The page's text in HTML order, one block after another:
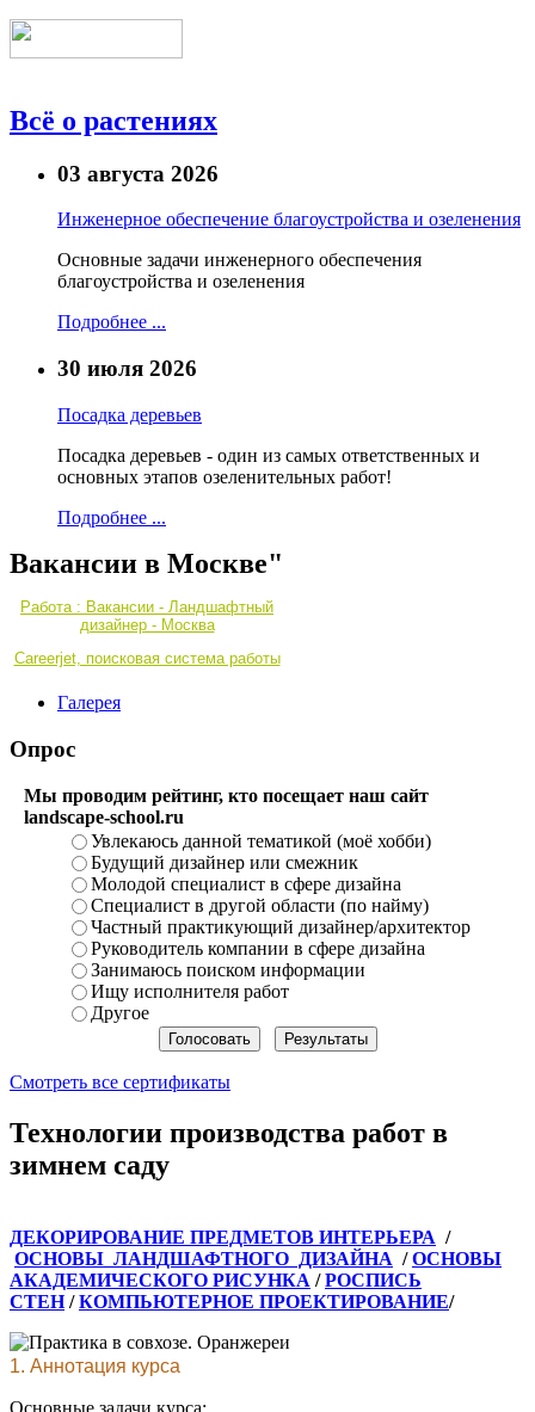
Всё о растениях
03 августа 2026
Инженерное обеспечение благоустройства и озеленения
Основные задачи инженерного обеспечения
благоустройства и озеленения
Подробнее ...
30 июля 2026
Посадка деревьев
Посадка деревьев - один из самых ответственных и
основных этапов озеленительных работ!
Подробнее ...
Вакансии в Москве"
Работа : Вакансии - Ландшафтный
дизайнер - Москва
Careerjet, поисковая система работы
Галерея
Опрос
Мы проводим рейтинг, кто посещает наш сайт
landscape-school.ru
Увлекаюсь данной тематикой (моё хобби)
Будущий дизайнер или смежник
Молодой специалист в сфере дизайна
Специалист в другой области (по найму)
Частный практикующий дизайнер/архитектор
Руководитель компании в сфере дизайна
Занимаюсь поиском информации
Ищу исполнителя работ
Другое
Смотреть все сертификаты
Технологии производства работ в
зимнем саду
ДЕКОРИРОВАНИЕ ПРЕДМЕТОВ ИНТЕРЬЕРА /
ОСНОВЫ ЛАНДШАФТНОГО ДИЗАЙНА /ОСНОВЫ
АКАДЕМИЧЕСКОГО РИСУНКА /РОСПИСЬ
СТЕН/КОМПЬЮТЕРНОЕ ПРОЕКТИРОВАНИЕ/
1. Аннотация курса
Основные задачи курса: